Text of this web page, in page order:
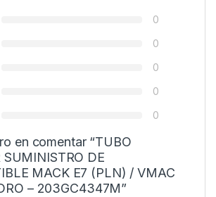
0
0
0
0
0
en comentar “TUBO
SUMINISTRO DE
MACK E7 (PLN) / VMAC
– 203GC4347M”